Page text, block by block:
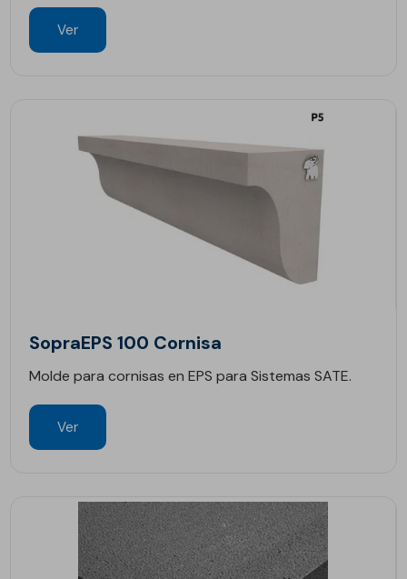
Ver
SopraEPS 100 Cornisa
Molde para cornisas en EPS para Sistemas SATE.
Ver